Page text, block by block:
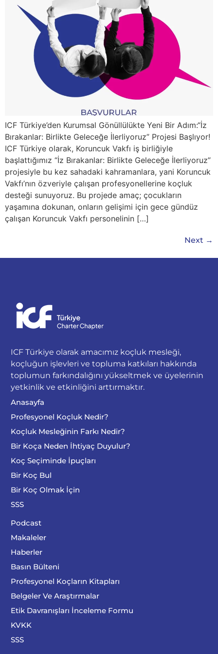
ICF Türkiye’den Kurumsal Gönüllülükte Yeni Bir Adım:“İz
Bırakanlar: Birlikte Geleceğe İlerliyoruz” Projesi Başlıyor!
ICF Türkiye olarak, Koruncuk Vakfı iş birliğiyle
başlattığımız “İz Bırakanlar: Birlikte Geleceğe İlerliyoruz”
projesiyle bu kez sahadaki kahramanlara, yani Koruncuk
Vakfı’nın özveriyle çalışan profesyonellerine koçluk
desteği sunuyoruz. Bu projede amaç; çocukların
yaşamına dokunan, onların gelişimi için gece gündüz
çalışan Koruncuk Vakfı personelinin […]
Next →
ICF Türkiye olarak amacımız koçluk mesleği,
koçluğun işlevleri ve topluma katkıları hakkında
toplumun farkındalığını yükseltmek ve üyelerinin
yetkinlik ve etkinliğini arttırmaktır.
Anasayfa
Profesyonel Koçluk Nedir?
Koçluk Mesleğinin Farkı Nedir?
Bir Koça Neden İhtiyaç Duyulur?
Koç Seçiminde İpuçları
Bir Koç Bul
Bir Koç Olmak İçin
SSS
Podcast
Makaleler
Haberler
Basın Bülteni
Profesyonel Koçların Kitapları
Belgeler Ve Araştırmalar
Etik Davranışları İnceleme Formu
KVKK
SSS